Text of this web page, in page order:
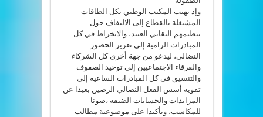
وإذ يهيب المكتب الوطني بكل الطاقات
المشتغلة بالقطاع إلى الالتفاف حول
تنظيمهم النقابي العتيد، والانخراط في كل
المبادرات الرامية إلى تعزيز الحضور
النضالي، ليدعو من جهة أخرى كل الشركاء
والفرقاء الاجتماعيين إلى توحيد الصفوف
والتنسيق في كل المبادرات الساعية إلى
تقوية أسس الفعل النضالي الرصين بعيدا عن
المزايدات والحسابات الضيقة ،صونا
للمكاسب، وتأكيدا على موضوعية مطالب